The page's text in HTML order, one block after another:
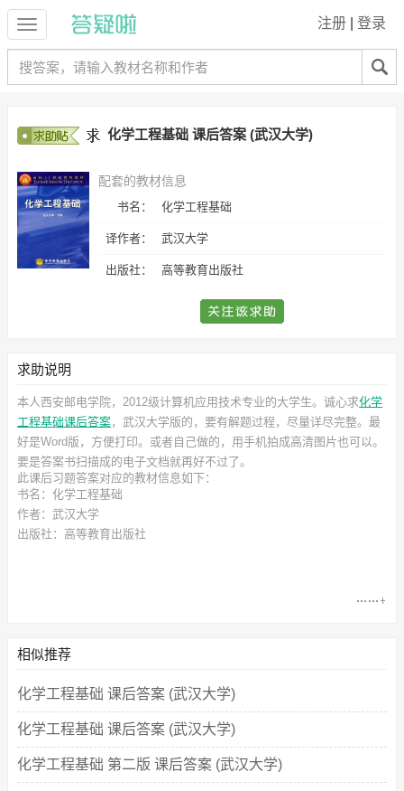
注册 登录
化学工程基础 课后答案 (武汉大学)
配套的教材信息
书名： 化学工程基础
译作者： 武汉大学
出版社： 高等教育出版社
求助说明
本人西安邮电学院，2012级计算机应用技术专业的大学生。诚心求化学
工程基础课后答案，武汉大学版的，要有解题过程，尽量详尽完整。最
好是Word版，方便打印。或者自己做的，用手机拍成高清图片也可以。
要是答案书扫描成的电子文档就再好不过了。
此课后习题答案对应的教材信息如下：
书名：化学工程基础
作者：武汉大学
出版社：高等教育出版社
相似推荐
化学工程基础 课后答案 (武汉大学)
化学工程基础 课后答案 (武汉大学)
化学工程基础 第二版 课后答案 (武汉大学)